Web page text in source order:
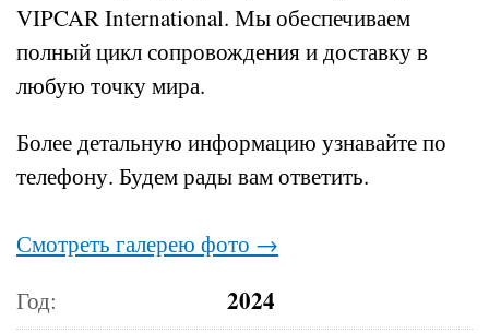
VIPCAR International. Мы обеспечиваем
полный цикл сопровождения и доставку в
любую точку мира.
Более детальную информацию узнавайте по
телефону. Будем рады вам ответить.
Смотреть галерею фото →
Год:
2024